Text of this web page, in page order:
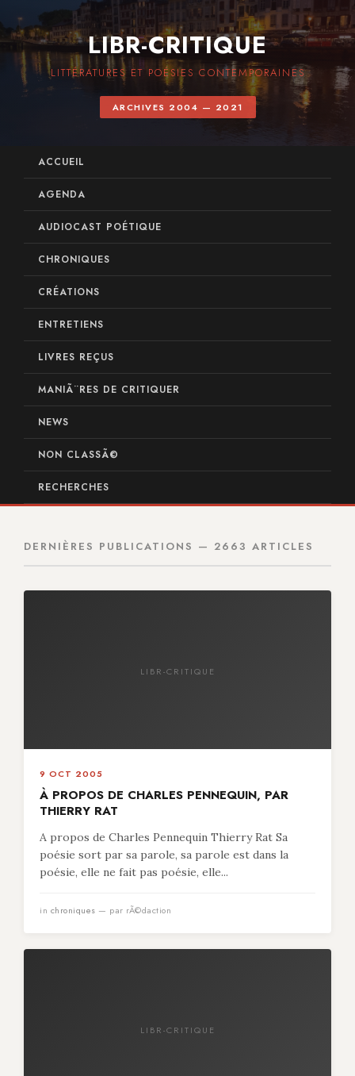
LIBR-CRITIQUE
LITTÉRATURES ET POÉSIES CONTEMPORAINES
ARCHIVES 2004 — 2021
ACCUEIL
AGENDA
AUDIOCAST POÉTIQUE
CHRONIQUES
CRÉATIONS
ENTRETIENS
LIVRES REÇUS
MANIÃ¨RES DE CRITIQUER
NEWS
NON CLASSÃ©
RECHERCHES
DERNIÈRES PUBLICATIONS — 2663 ARTICLES
LIBR-CRITIQUE
9 OCT 2005
À PROPOS DE CHARLES PENNEQUIN, PAR
THIERRY RAT
A propos de Charles Pennequin Thierry Rat Sa
poésie sort par sa parole, sa parole est dans la
poésie, elle ne fait pas poésie, elle...
in chroniques — par rÃ©daction
LIBR-CRITIQUE